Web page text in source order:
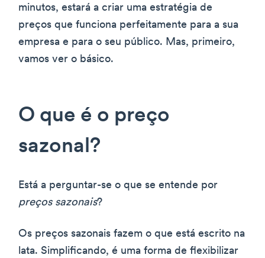
minutos, estará a criar uma estratégia de
preços que funciona perfeitamente para a sua
empresa e para o seu público. Mas, primeiro,
vamos ver o básico.
O que é o preço
sazonal?
Está a perguntar-se o que se entende por
preços sazonais?
Os preços sazonais fazem o que está escrito na
lata. Simplificando, é uma forma de flexibilizar